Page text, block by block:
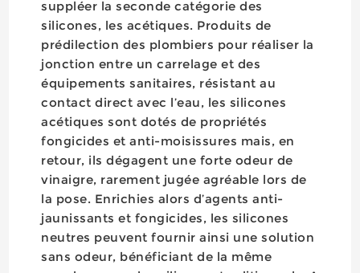
suppléer la seconde catégorie des
silicones, les acétiques. Produits de
prédilection des plombiers pour réaliser la
jonction entre un carrelage et des
équipements sanitaires, résistant au
contact direct avec l’eau, les silicones
acétiques sont dotés de propriétés
fongicides et anti-moisissures mais, en
retour, ils dégagent une forte odeur de
vinaigre, rarement jugée agréable lors de
la pose. Enrichies alors d’agents anti-
jaunissants et fongicides, les silicones
neutres peuvent fournir ainsi une solution
sans odeur, bénéficiant de la même